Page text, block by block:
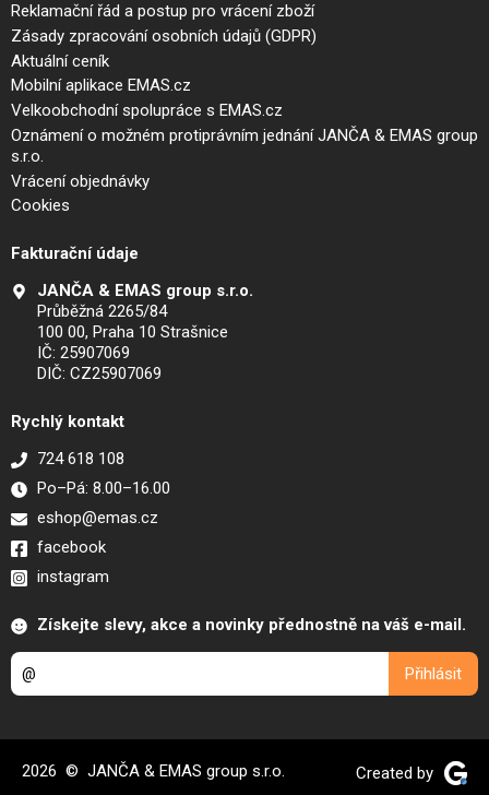
Reklamační řád a postup pro vrácení zboží
Zásady zpracování osobních údajů (GDPR)
Aktuální ceník
Mobilní aplikace EMAS.cz
Velkoobchodní spolupráce s EMAS.cz
Oznámení o možném protiprávním jednání JANČA & EMAS group
s.r.o.
Vrácení objednávky
Cookies
Fakturační údaje
JANČA & EMAS group s.r.o.
Průběžná 2265/84
100 00, Praha 10 Strašnice
IČ: 25907069
DIČ: CZ25907069
Rychlý kontakt
724 618 108
Po–Pá: 8.00–16.00
eshop@emas.cz
facebook
instagram
Získejte slevy, akce a novinky přednostně na váš e-mail.
2026 © JANČA & EMAS group s.r.o. Created by